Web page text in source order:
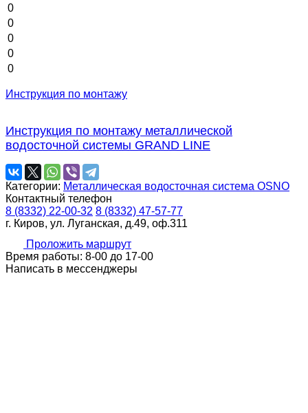
0
0
0
0
0
Инструкция по монтажу
Инструкция по монтажу металлической
водосточной системы GRAND LINE
Категории: Металлическая водосточная система OSNO
Контактный телефон
8 (8332) 22-00-32 8 (8332) 47-57-77
г. Киров, ул. Луганская, д.49, оф.311
Проложить маршрут
Время работы: 8-00 до 17-00
Написать в мессенджеры